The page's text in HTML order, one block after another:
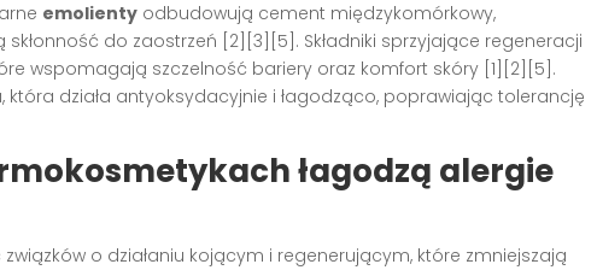
emolienty odbudowują cement międzykomórkowy,
do zaostrzeń [2][3][5]. Składniki sprzyjające regeneracji
wspomagają szczelność bariery oraz komfort skóry [1][2][5].
która działa antyoksydacyjnie i łagodząco, poprawiając tolerancję
łagodzą alergie
o działaniu kojącym i regenerującym, które zmniejszają